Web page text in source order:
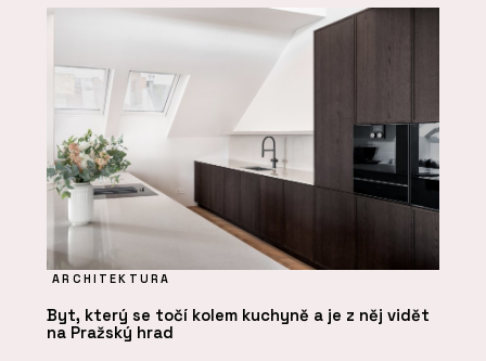
ARCHITEKTURA
Byt, který se točí kolem kuchyně a je z něj vidět
na Pražský hrad